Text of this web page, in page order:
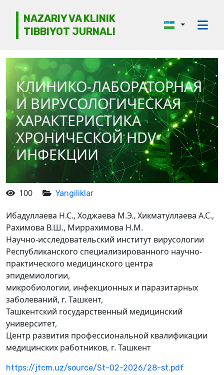
NAZARIY VA KLINIK
TIBBIYOT JURNALI
Tahririyat kengashi
Etika
Ko‘rib chiqish
Mualliflarga
Arxiv
Kontaktlar
КЛИНИКО-ЛАБОРАТОРНАЯ
И ВИРУСОЛОГИЧЕСКАЯ
ХАРАКТЕРИСТИКА
ХРОНИЧЕСКОЙ HDV-
ИНФЕКЦИИ
100 Yangiliklar
Ибадуллаева Н.С., Ходжаева М.Э., Хикматуллаева А.С.,
Рахимова В.Ш., Миррахимова Н.М.
Научно-исследовательский институт вирусологии
Республиканского специализированного научно-
практического медицинского центра
эпидемиологии,
микробиологии, инфекционных и паразитарных
заболеваний, г. Ташкент,
Ташкентский государственный медицинский
университет,
Центр развития профессиональной квалификации
медицинских работников, г. Ташкент
https://jtcm.uz/source/St-02-2026/28-st.pdf